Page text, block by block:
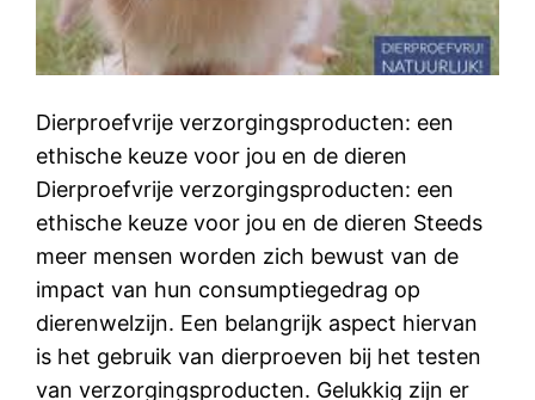
Dierproefvrije verzorgingsproducten: een
ethische keuze voor jou en de dieren
Dierproefvrije verzorgingsproducten: een
ethische keuze voor jou en de dieren Steeds
meer mensen worden zich bewust van de
impact van hun consumptiegedrag op
dierenwelzijn. Een belangrijk aspect hiervan
is het gebruik van dierproeven bij het testen
van verzorgingsproducten. Gelukkig zijn er